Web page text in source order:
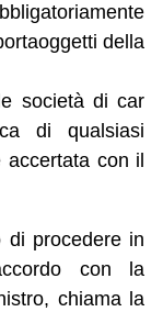
della
società di car
di qualsiasi
con il
di procedere in
con la
chiama la